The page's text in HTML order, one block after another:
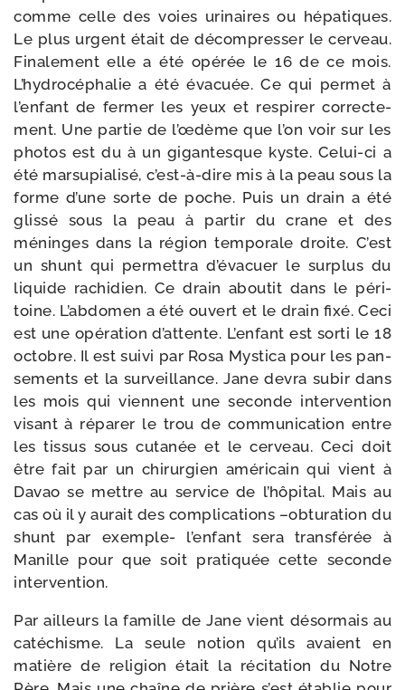
comme celle des voies uri­naires ou hépa­tiques.
Le plus urgent était de décom­pres­ser le cer­veau.
Finalement elle a été opé­rée le 16 de ce mois.
L’hydrocéphalie a été éva­cuée. Ce qui per­met à
l’enfant de fer­mer les yeux et res­pi­rer cor­rec­te­
ment. Une par­tie de l’œdème que l’on voir sur les
pho­tos est du à un gigan­tesque kyste. Celui-​ci a
été mar­su­pia­li­sé, c’est-​à-​dire mis à la peau sous la
forme d’une sorte de poche. Puis un drain a été
glis­sé sous la peau à par­tir du crane et des
méninges dans la région tem­po­rale droite. C’est
un shunt qui per­met­tra d’évacuer le sur­plus du
liquide rachi­dien. Ce drain abou­tit dans le péri­
toine. L’abdomen a été ouvert et le drain fixé. Ceci
est une opé­ra­tion d’attente. L’enfant est sor­ti le 18
octobre. Il est sui­vi par Rosa Mystica pour les pan­
se­ments et la sur­veillance. Jane devra subir dans
les mois qui viennent une seconde inter­ven­tion
visant à répa­rer le trou de com­mu­ni­ca­tion entre
les tis­sus sous cuta­née et le cer­veau. Ceci doit
être fait par un chi­rur­gien amé­ri­cain qui vient à
Davao se mettre au ser­vice de l’hôpital. Mais au
cas où il y aurait des com­pli­ca­tions –obtu­ra­tion du
shunt par exemple- l’enfant sera trans­fé­rée à
Manille pour que soit pra­ti­quée cette seconde
intervention.
Par ailleurs la famille de Jane vient désor­mais au
caté­chisme. La seule notion qu’ils avaient en
matière de reli­gion était la réci­ta­tion du Notre